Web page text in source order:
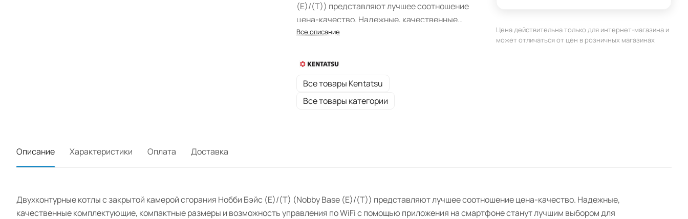
(E)/(T)) представляют лучшее соотношение
цена-качество. Надежные, качественные
комплектующие, компактные размеры и
приложения на смартфоне станут лучшим
водоснабжения квартиры или дома.
Все описание
Все товары Kentatsu
Все товары категории
Цена действительна только для интернет-магазина и
может отличаться от цен в розничных магазинах
Описание Характеристики Оплата Доставка
Двухконтурные котлы с закрытой камерой сгорания Нобби Бэйс (Е)/(Т) (Nobby Base (E)/(T)) представляют лучшее соотношение цена-качество. Надежные,
качественные комплектующие, компактные размеры и возможность управления по WiFi с помощью приложения на смартфоне станут лучшим выбором для